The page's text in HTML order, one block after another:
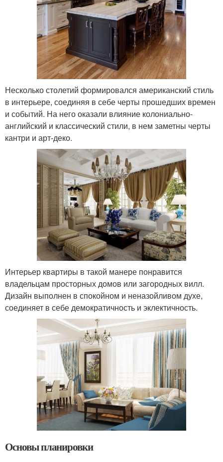
Несколько столетий формировался американский стиль
в интерьере, соединяя в себе черты прошедших времен
и событий. На него оказали влияние колониально-
английский и классический стили, в нем заметны черты
кантри и арт-деко.
Интерьер квартиры в такой манере понравится
владельцам просторных домов или загородных вилл.
Дизайн выполнен в спокойном и неназойливом духе,
соединяет в себе демократичность и эклектичность.
Основы планировки